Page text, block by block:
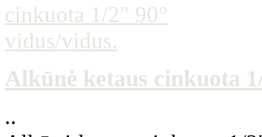
Alkūnė ketaus cinkuota
..